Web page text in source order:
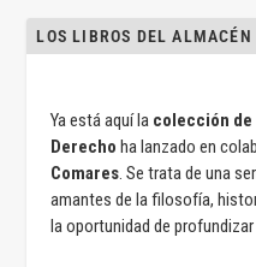
LOS LIBROS DEL ALMACÉN
Ya está aquí la colección de
Derecho ha lanzado en
Comares. Se trata de una
amantes de la filosofía,
la oportunidad de